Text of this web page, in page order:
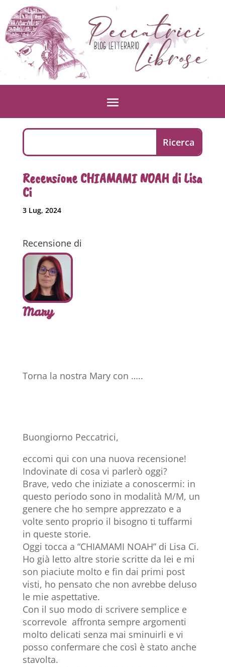
Recensione CHIAMAMI NOAH di Lisa
Ci
3 Lug, 2024
Recensione di
Mary
Torna la nostra Mary con …..
Buongiorno Peccatrici,
eccomi qui con una nuova recensione!
Indovinate di cosa vi parlerò oggi?
Brave, vedo che iniziate a conoscermi: in
questo periodo sono in modalità M/M, un
genere che ho sempre apprezzato e a
volte sento proprio il bisogno ti tuffarmi
in queste storie.
Oggi tocca a “CHIAMAMI NOAH” di Lisa Ci.
Ho già letto altre storie scritte da lei e mi
son piaciute molto e fin dai primi post
visti, ho pensato che non avrebbe deluso
le mie aspettative.
Con il suo modo di scrivere semplice e
scorrevole affronta sempre argomenti
molto delicati senza mai sminuirli e vi
posso confermare che così è stato anche
stavolta.